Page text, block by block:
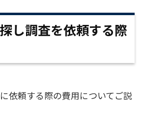
し調査を依頼する際
依頼する際の費用についてご説